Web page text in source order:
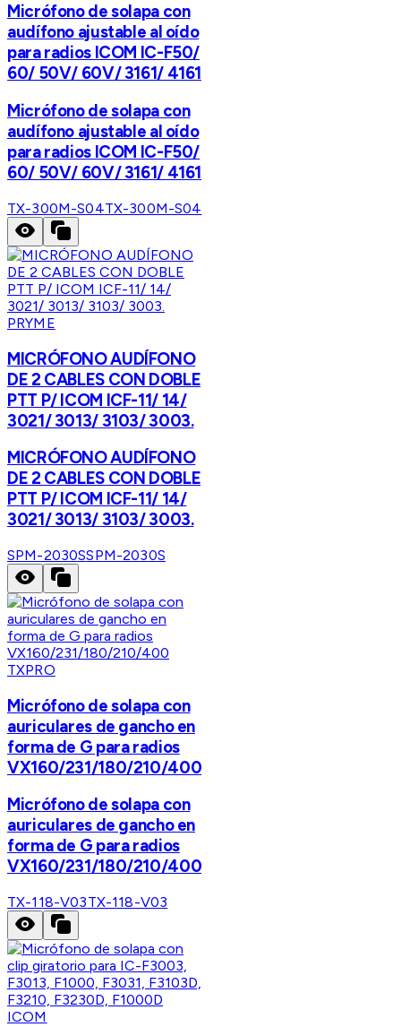
Micrófono de solapa con
audífono ajustable al oído
para radios ICOM IC-F50/
60/ 50V/ 60V/ 3161/ 4161
Micrófono de solapa con
audífono ajustable al oído
para radios ICOM IC-F50/
60/ 50V/ 60V/ 3161/ 4161
TX-300M-S04TX-300M-S04
PRYME
MICRÓFONO AUDÍFONO
DE 2 CABLES CON DOBLE
PTT P/ ICOM ICF-11/ 14/
3021/ 3013/ 3103/ 3003.
MICRÓFONO AUDÍFONO
DE 2 CABLES CON DOBLE
PTT P/ ICOM ICF-11/ 14/
3021/ 3013/ 3103/ 3003.
SPM-2030SSPM-2030S
TXPRO
Micrófono de solapa con
auriculares de gancho en
forma de G para radios
VX160/231/180/210/400
Micrófono de solapa con
auriculares de gancho en
forma de G para radios
VX160/231/180/210/400
TX-118-V03TX-118-V03
ICOM